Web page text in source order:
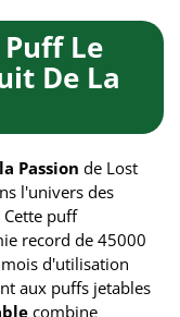
Le
De La
Passion de Lost
l'univers des
puff
record de 45000
d'utilisation
aux puffs jetables
combine